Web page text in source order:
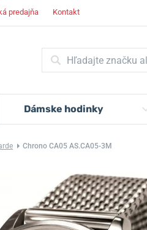
predajňa Kontakt
Dámske hodinky
Chrono CA05 AS.CA05-3M